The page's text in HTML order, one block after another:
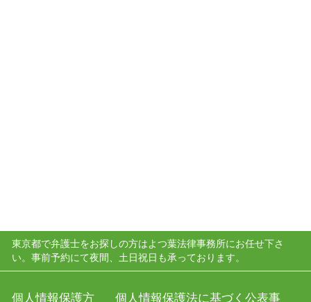
東京都で弁護士をお探しの方はよつ葉法律事務所にお任せ下さ
い。事前予約にて夜間、土日祝日も承っております。
個人情報保護方 個人情報保護法に基づく公表事